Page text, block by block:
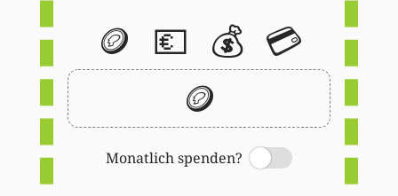
🪙 💶 💰 💳
🪙
Monatlich spenden?
Switch